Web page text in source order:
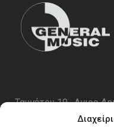
Ταυγέτου 19 , Αγιος